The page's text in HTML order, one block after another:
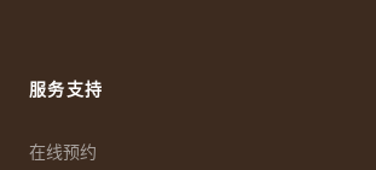
服务支持
在线预约